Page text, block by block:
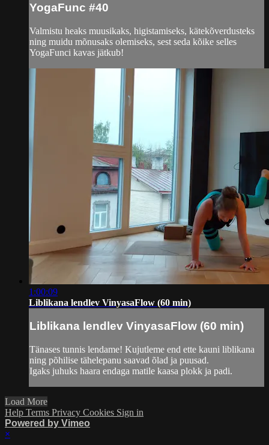
YogaFunc #40
Valmistu heaks muusikaks, higistamiseks, kätekõverdusteks
ning muidu mõnusaks olemiseks, sest seda kõike selles
YogaFunci kavas jätkub!
1:00:09
Liblikana lendlev VinyasaFlow (60 min)
Liblikana lendlev VinyasaFlow (60 min)
Tänases tunnis lendame! Kujutleme end ette kauni liblikana
ning põhilise tähelepanu saavad õlad ja puusad.
Igaks juhuks haara endaga matile kaasa plokk ja padi.
Load More
Help Terms Privacy Cookies Sign in
Powered by Vimeo
×